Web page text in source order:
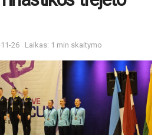
26 Laikas: 1 min skaitymo